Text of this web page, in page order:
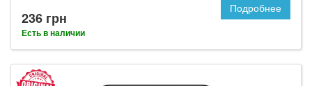
236 грн
Есть в наличии
Подробнее